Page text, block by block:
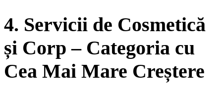
4. Servicii de Cosmetică
și Corp – Categoria cu
Cea Mai Mare Creștere